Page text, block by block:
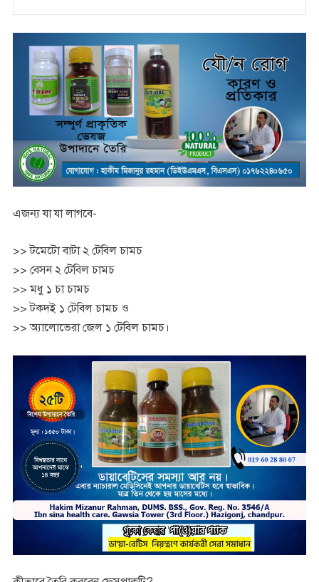
এজন্য যা যা লাগবে-
>> টমেটো বাটা ২ টেবিল চামচ
>> বেসন ২ টেবিল চামচ
>> মধু ১ চা চামচ
>> টকদই ১ টেবিল চামচ ও
>> অ্যালোভেরা জেল ১ টেবিল চামচ।